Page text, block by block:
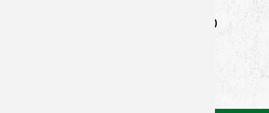
HC Erlangen III 18:19 (36:39)